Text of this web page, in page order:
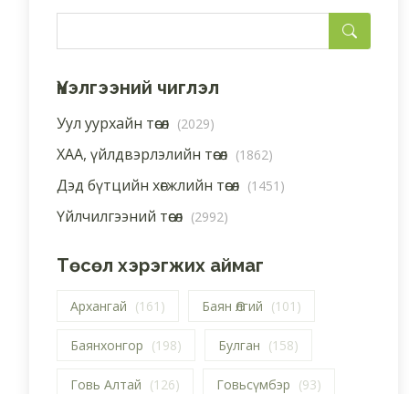
Үнэлгээний чиглэл
Уул уурхайн төсөл (2029)
ХАА, үйлдвэрлэлийн төсөл (1862)
Дэд бүтцийн хөгжлийн төсөл (1451)
Үйлчилгээний төсөл (2992)
Төсөл хэрэгжих аймаг
Архангай (161) Баян Өлгий (101)
Баянхонгор (198) Булган (158)
Говь Алтай (126) Говьсүмбэр (93)